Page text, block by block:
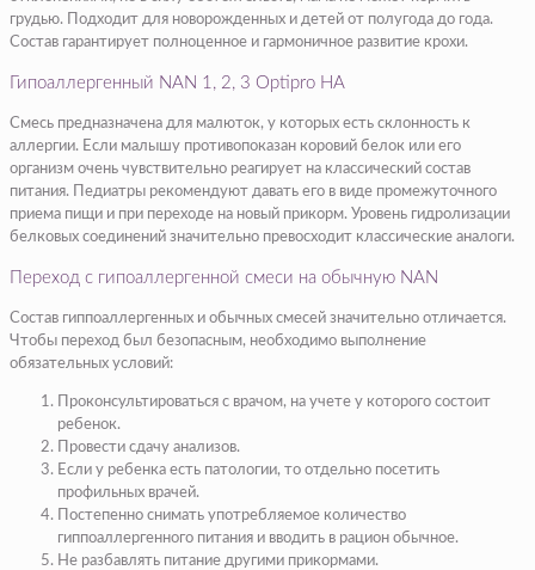
грудью. Подходит для новорожденных и детей от полугода до года.
Состав гарантирует полноценное и гармоничное развитие крохи.
Гипоаллергенный NAN 1, 2, 3 Оptipro HA
Смесь предназначена для малюток, у которых есть склонность к
аллергии. Если малышу противопоказан коровий белок или его
организм очень чувствительно реагирует на классический состав
питания. Педиатры рекомендуют давать его в виде промежуточного
приема пищи и при переходе на новый прикорм. Уровень гидролизации
белковых соединений значительно превосходит классические аналоги.
Переход с гипоаллергенной смеси на обычную NAN
Состав гиппоаллергенных и обычных смесей значительно отличается.
Чтобы переход был безопасным, необходимо выполнение
обязательных условий:
Проконсультироваться с врачом, на учете у которого состоит
ребенок.
Провести сдачу анализов.
Если у ребенка есть патологии, то отдельно посетить
профильных врачей.
Постепенно снимать употребляемое количество
гиппоаллергенного питания и вводить в рацион обычное.
Не разбавлять питание другими прикормами.